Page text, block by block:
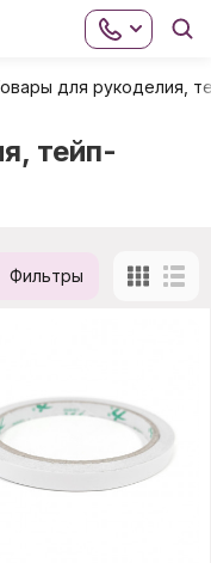
для рукоделия,
тейп-
Фильтры